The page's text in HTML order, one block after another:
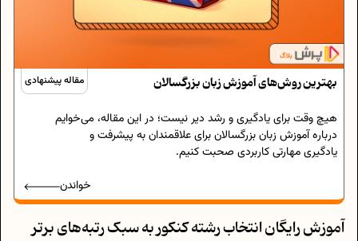
مقاله پیشنهادی بهترین روش‌های آموزش زبان بزرگسالان
هیچ وقت برای یادگیری و رشد دیر نیست؛ در این مقاله، می‌خوایم
درباره آموزش زبان بزرگسالان برای علاقمندان به پیشرفت و
یادگیری مهارتی کاربردی صحبت کنیم.
خواندن
آموزش رایگان انتخاب رشته کنکور به سبک رتبه‌های برتر